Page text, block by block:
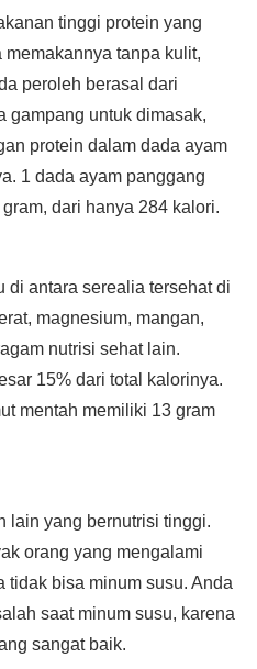
tinggi protein yang
tanpa kulit,
peroleh berasal dari
gampang untuk dimasak,
protein dalam dada ayam
1 dada ayam panggang
dari hanya 284 kalori.
di antara serealia tersehat di
magnesium, mangan,
nutrisi sehat lain.
15% dari total kalorinya.
mentah memiliki 13 gram
lain yang bernutrisi tinggi.
orang yang mengalami
tidak bisa minum susu. Anda
saat minum susu, karena
sangat baik.